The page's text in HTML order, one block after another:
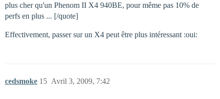
plus cher qu'un Phenom II X4 940BE, pour même pas 10% de
perfs en plus ... [/quote]
Effectivement, passer sur un X4 peut être plus intéressant :oui:
cedsmoke Avril 3, 2009, 7:42
15